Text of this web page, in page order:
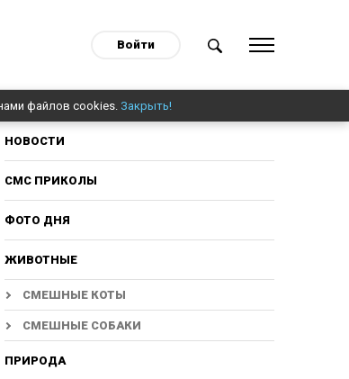
Войти
файлов cookies. Закрыть!
НОВОСТИ
СМС ПРИКОЛЫ
ФОТО ДНЯ
ЖИВОТНЫЕ
СМЕШНЫЕ КОТЫ
СМЕШНЫЕ СОБАКИ
ПРИРОДА